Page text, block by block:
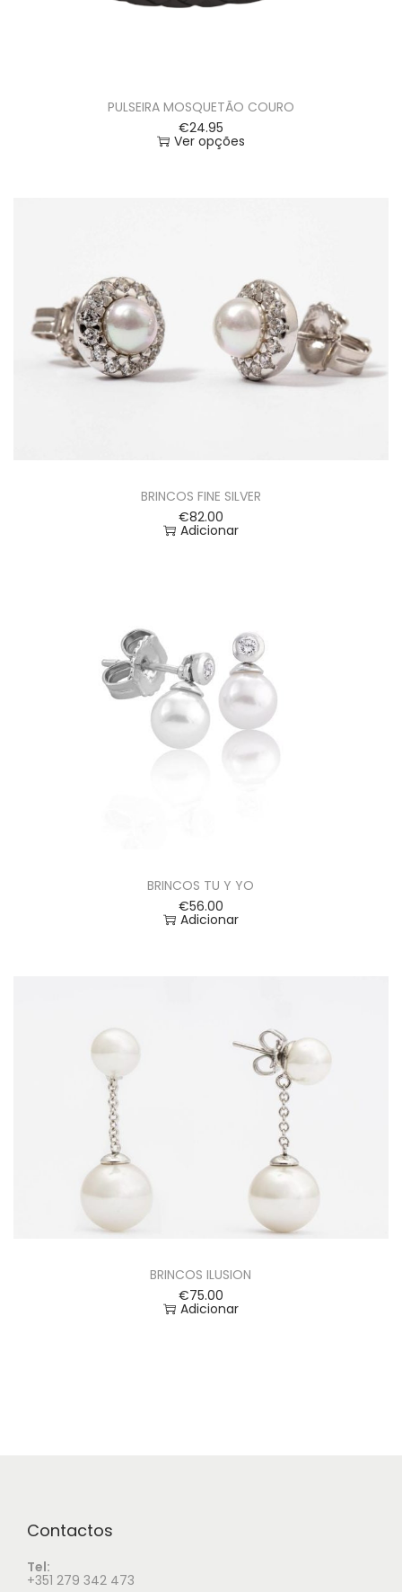
PULSEIRA MOSQUETÃO COURO
€24.95
Ver opções
BRINCOS FINE SILVER
€82.00
Adicionar
BRINCOS TU Y YO
€56.00
Adicionar
BRINCOS ILUSION
€75.00
Adicionar
Contactos
Tel:
+351 279 342 473